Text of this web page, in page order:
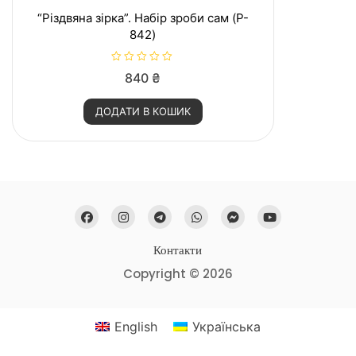
“Різдвяна зірка”. Набір зроби сам (P-
842)
е
н
в
840 ₴
ДОДАТИ В КОШИК
Контакти
Copyright © 2026
English Українська